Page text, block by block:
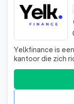
Yelkfinance is
kantoor die zich
ondernemers en
ook
expertise in